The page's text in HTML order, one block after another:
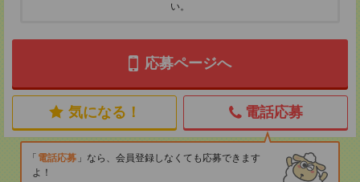
い。
応募ページへ
気になる！ 電話応募
電話応募
なら、会員登録しなくても応募できます
よ！